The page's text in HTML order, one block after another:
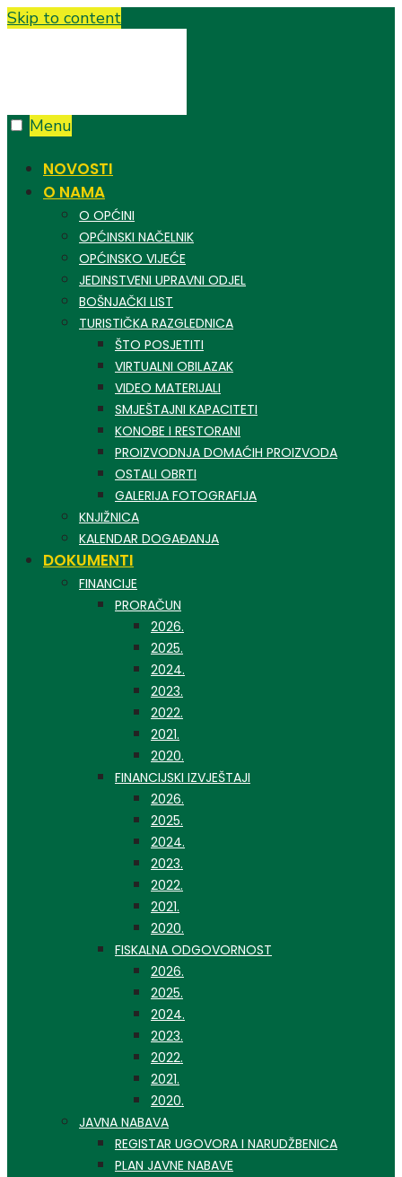
Skip to content
Menu
NOVOSTI
O NAMA
O OPĆINI
OPĆINSKI NAČELNIK
OPĆINSKO VIJEĆE
JEDINSTVENI UPRAVNI ODJEL
BOŠNJAČKI LIST
TURISTIČKA RAZGLEDNICA
ŠTO POSJETITI
VIRTUALNI OBILAZAK
VIDEO MATERIJALI
SMJEŠTAJNI KAPACITETI
KONOBE I RESTORANI
PROIZVODNJA DOMAĆIH PROIZVODA
OSTALI OBRTI
GALERIJA FOTOGRAFIJA
KNJIŽNICA
KALENDAR DOGAĐANJA
DOKUMENTI
FINANCIJE
PRORAČUN
2026.
2025.
2024.
2023.
2022.
2021.
2020.
FINANCIJSKI IZVJEŠTAJI
2026.
2025.
2024.
2023.
2022.
2021.
2020.
FISKALNA ODGOVORNOST
2026.
2025.
2024.
2023.
2022.
2021.
2020.
JAVNA NABAVA
REGISTAR UGOVORA I NARUDŽBENICA
PLAN JAVNE NABAVE